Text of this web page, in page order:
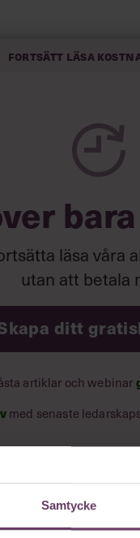
Samtycke
Fortsätt läsa
bara
läsa våra
utan att betala
ditt
artiklar och webinar
med senaste
aldrig med tredje